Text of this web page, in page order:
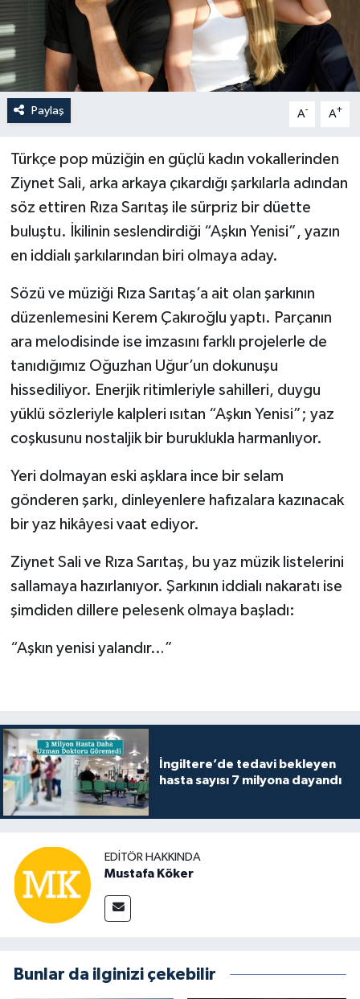
Paylaş A- A+
Türkçe pop müziğin en güçlü kadın vokallerinden
Ziynet Sali, arka arkaya çıkardığı şarkılarla adından
söz ettiren Rıza Sarıtaş ile sürpriz bir düette
buluştu. İkilinin seslendirdiği “Aşkın Yenisi”, yazın
en iddialı şarkılarından biri olmaya aday.
Sözü ve müziği Rıza Sarıtaş’a ait olan şarkının
düzenlemesini Kerem Çakıroğlu yaptı. Parçanın
ara melodisinde ise imzasını farklı projelerle de
tanıdığımız Oğuzhan Uğur’un dokunuşu
hissediliyor. Enerjik ritimleriyle sahilleri, duygu
yüklü sözleriyle kalpleri ısıtan “Aşkın Yenisi”; yaz
coşkusunu nostaljik bir buruklukla harmanlıyor.
Yeri dolmayan eski aşklara ince bir selam
gönderen şarkı, dinleyenlere hafızalara kazınacak
bir yaz hikâyesi vaat ediyor.
Ziynet Sali ve Rıza Sarıtaş, bu yaz müzik listelerini
sallamaya hazırlanıyor. Şarkının iddialı nakaratı ise
şimdiden dillere pelesenk olmaya başladı:
“Aşkın yenisi yalandır…”
İngiltere’de tedavi bekleyen
hasta sayısı 7 milyona dayandı
EDITÖR HAKKINDA
Mustafa Köker
Bunlar da ilginizi çekebilir